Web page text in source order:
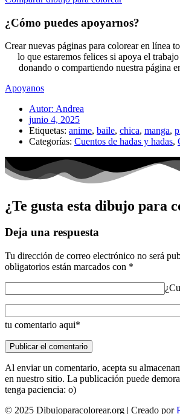
¿Cómo puedes apoyarnos?
Crear nuevas páginas para colorear en línea
lo que estaremos felices si apoya el
donando o compartiendo nuestra página
Apoyanos
Autor: Andrea
junio 4, 2025
Etiquetas: anime, baile, chica, manga,
Categorías: Cuentos de hadas y hadas,
¿Te gusta esta dibujo para
Deja una respuesta
Tu dirección de correo electrónico no será
obligatorios están marcados con *
tu comentario aqui*
Al enviar un comentario, acepta su
en nuestro sitio. La publicación puede
tenga paciencia: o)
© 2025 Dibujoparacolorear.org | Creado por